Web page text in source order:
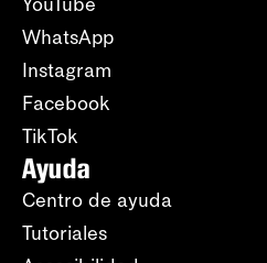
WhatsApp
Instagram
Facebook
TikTok
Ayuda
Centro de ayuda
Tutoriales